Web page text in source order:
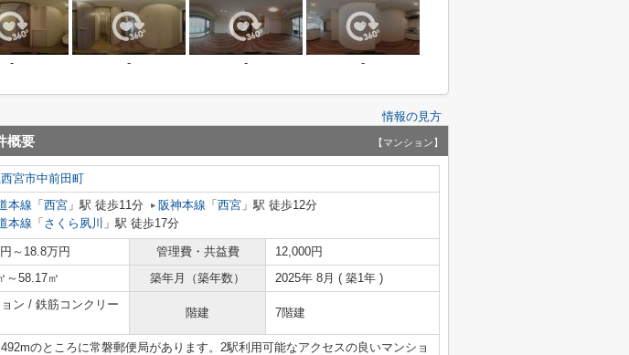
- - - -
情報の見方
概要 【マンション】
西宮市中前田町
本線 「 西宮 」駅 徒歩11分 阪神本線 「 西宮 」駅 徒歩12分
本線 「 さくら夙川 」駅 徒歩17分
～18.8万円 管理費・共益費
12,000円
～58.17㎡ 築年月（築年数） 2025年 8月 ( 築1年 )
ン / 鉄筋コンクリー
階建 7階建
のところに常磐郵便局があります。2駅利用可能なアクセスの良いマンショ